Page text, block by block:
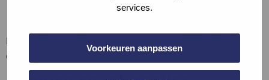
services.
Voorkeuren aanpassen
Beschrijf de situatie, vul aan met (een screenshot van)
documentatie, of verwijs hiernaar.